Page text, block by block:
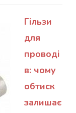
Гільзи
для
проводі
в: чому
обтиск
залишає